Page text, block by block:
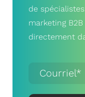
de
marketing
directement